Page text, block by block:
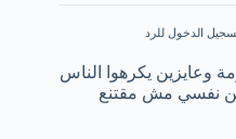
الدخول للرد
وعايزين يكرهوا الناس
نفسي مش مقتنع